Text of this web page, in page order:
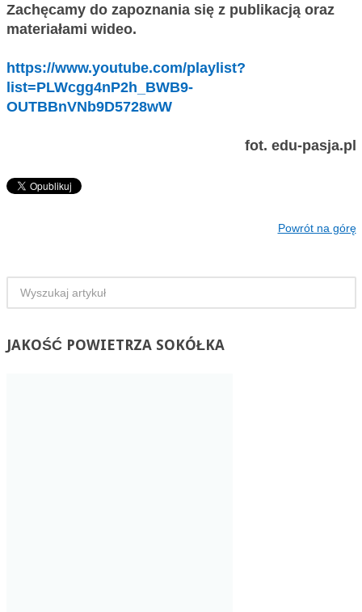
Zachęcamy do zapoznania się z publikacją oraz
materiałami wideo.
https://www.youtube.com/playlist?
list=PLWcgg4nP2h_BWB9-
OUTBBnVNb9D5728wW
fot. edu-pasja.pl
Powrót na górę
JAKOŚĆPOWIETRZA SOKÓŁKA